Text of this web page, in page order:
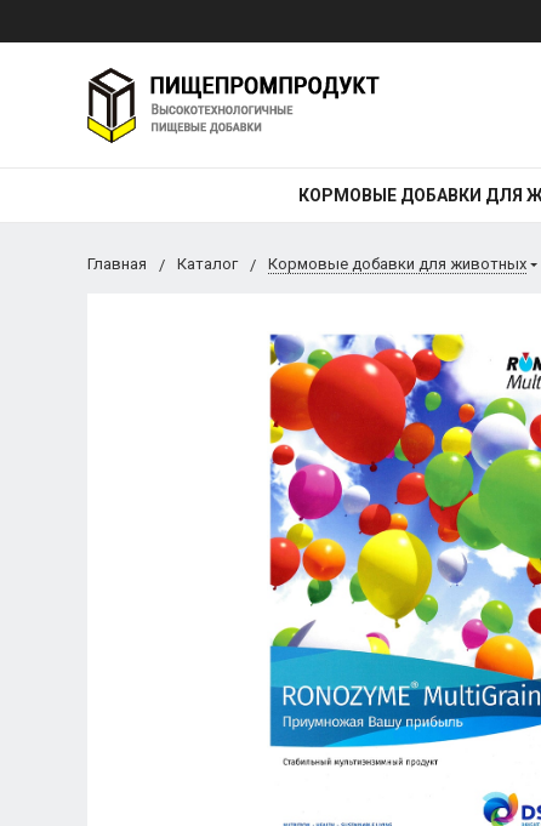
КОРМОВЫЕ ДОБАВКИ ДЛЯ
Главная Каталог Кормовые добавки для животных